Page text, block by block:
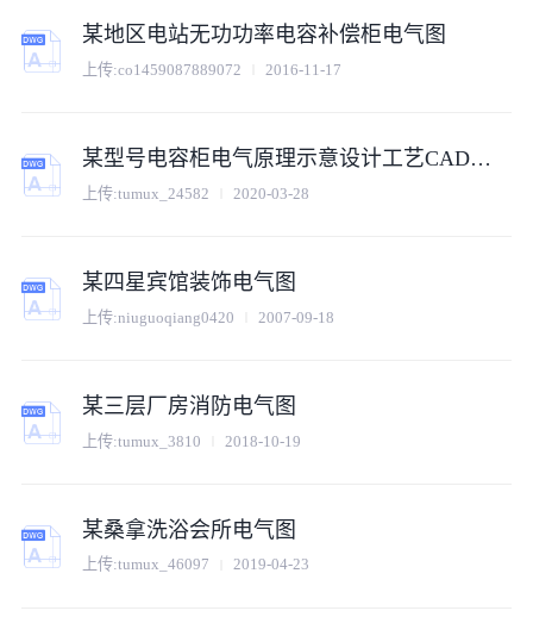
某地区电站无功功率电容补偿柜电气图
上传:co1459087889072 2016-11-17
某型号电容柜电气原理示意设计工艺CAD图集
上传:tumux_24582 2020-03-28
某四星宾馆装饰电气图
上传:niuguoqiang0420 2007-09-18
某三层厂房消防电气图
上传:tumux_3810 2018-10-19
某桑拿洗浴会所电气图
上传:tumux_46097 2019-04-23